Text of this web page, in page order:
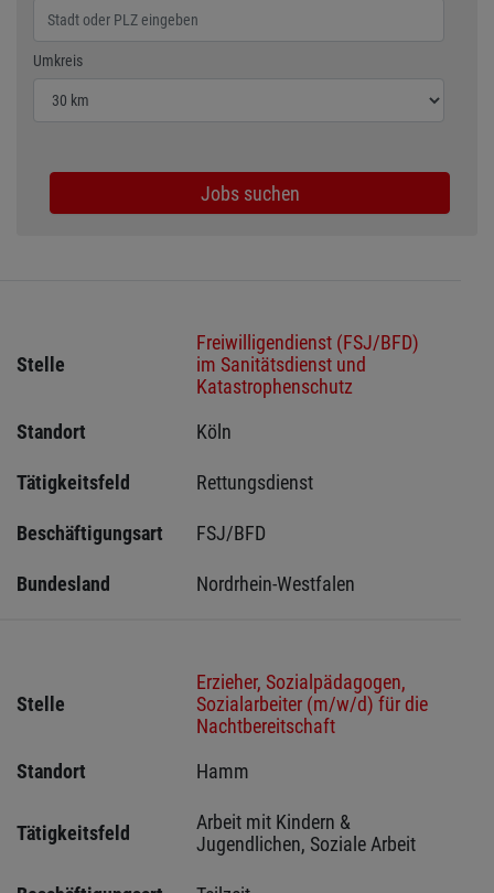
Umkreis
Wählen Sie den Umkreis für die Jobsuche
Jobs suchen
Stelle
Freiwilligendienst (FSJ/BFD)
im Sanitätsdienst und
Katastrophenschutz
Standort
Köln
Tätigkeitsfeld Rettungsdienst
Beschäftigungsart FSJ/BFD
Bundesland Nordrhein-Westfalen
Stelle
Erzieher, Sozialpädagogen,
Sozialarbeiter (m/w/d) für die
Nachtbereitschaft
Standort
Hamm
Tätigkeitsfeld
Arbeit mit Kindern &
Jugendlichen, Soziale Arbeit